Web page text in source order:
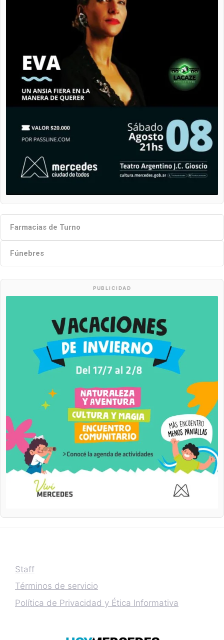
Farmacias de Turno
Fúnebres
PUBLICIDAD
Staff
Términos de servicio
Política de Privacidad y Ética Informativa